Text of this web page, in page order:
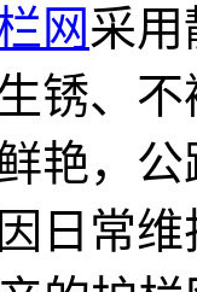
网采
锈、
艳，
日常